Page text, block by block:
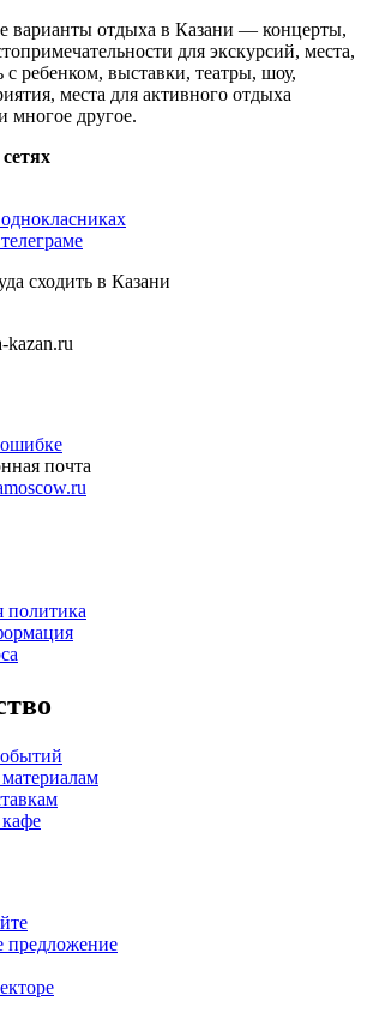
варианты отдыха в Казани — концерты,
для экскурсий, места,
с ребенком, выставки, театры, шоу,
места для активного отдыха
многое другое.
сходить в Казани
kazan.ru
почта
политика
предложение